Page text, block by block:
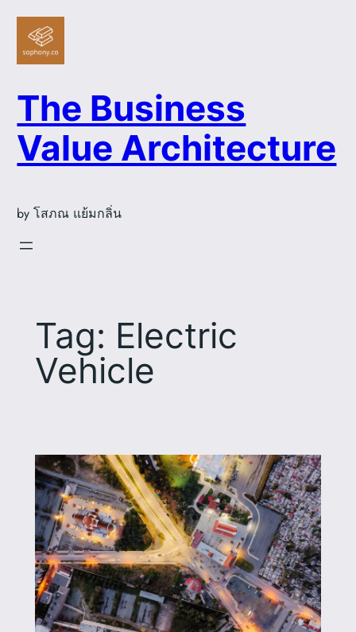
Skip
content
The Business
Value Architecture
by โสภณ แย้มกลิ่น
Tag: Electric
Vehicle